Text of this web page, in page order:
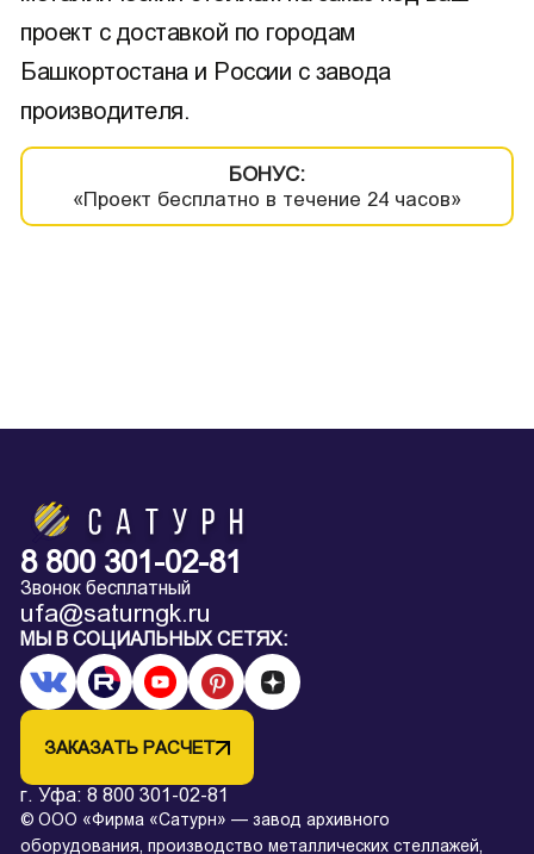
проект с доставкой по городам
Башкортостана и России с завода
производителя.
БОНУС:
«Проект бесплатно в течение 24 часов»
8 800 301-02-81
Звонок бесплатный
ufa@saturngk.ru
МЫ В СОЦИАЛЬНЫХ СЕТЯХ:
ЗАКАЗАТЬ РАСЧЕТ
г. Уфа: 8 800 301-02-81
© ООО «Фирма «Сатурн» — завод архивного
оборудования, производство металлических стеллажей,